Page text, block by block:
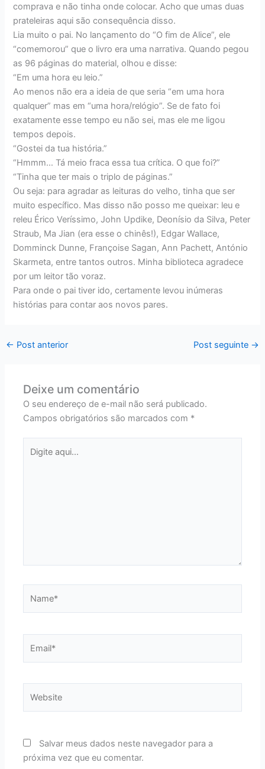
comprava e não tinha onde colocar. Acho que umas duas
prateleiras aqui são consequência disso.
Lia muito o pai. No lançamento do “O fim de Alice”, ele
“comemorou” que o livro era uma narrativa. Quando pegou
as 96 páginas do material, olhou e disse:
“Em uma hora eu leio.”
Ao menos não era a ideia de que seria “em uma hora
qualquer” mas em “uma hora/relógio”. Se de fato foi
exatamente esse tempo eu não sei, mas ele me ligou
tempos depois.
“Gostei da tua história.”
“Hmmm… Tá meio fraca essa tua crítica. O que foi?”
“Tinha que ter mais o triplo de páginas.”
Ou seja: para agradar as leituras do velho, tinha que ser
muito específico. Mas disso não posso me queixar: leu e
releu Érico Veríssimo, John Updike, Deonísio da Silva, Peter
Straub, Ma Jian (era esse o chinês!), Edgar Wallace,
Domminck Dunne, Françoise Sagan, Ann Pachett, António
Skarmeta, entre tantos outros. Minha biblioteca agradece
por um leitor tão voraz.
Para onde o pai tiver ido, certamente levou inúmeras
histórias para contar aos novos pares.
← Post anterior Post seguinte →
Deixe um comentário
O seu endereço de e-mail não será publicado.
Campos obrigatórios são marcados com *
aqui...
Salvar meus dados neste navegador para a
próxima vez que eu comentar.